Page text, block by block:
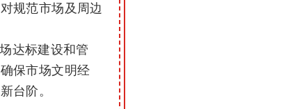
规范市场及周边
达标建设和管
保市场文明经
台阶。